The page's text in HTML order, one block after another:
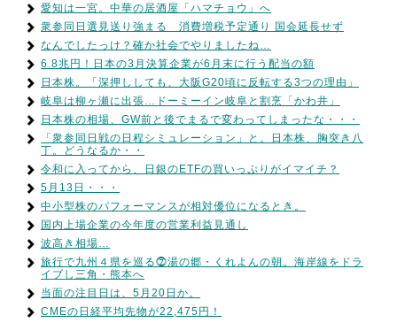
愛知は一宮。中華の居酒屋「ハマチョウ」へ
衆参同日選見送り強まる 消費増税予定通り 国会延長せず
なんでしたっけ？確か社会でやりましたね…
6.8兆円！日本の3月決算企業が6月末に行う配当の額
日本株。「深押ししても、大阪G20頃に反転する3つの理由」
岐阜は柳ヶ瀬に出張…ドーミーイン岐阜と割烹「かわ井」
日本株の相場、GW前と後でまるで変わってしまったな・・・
「衆参同日戦の日程シミュレーション」と。日本株、胸突き八
丁。どうなるか・・
令和に入ってから、日銀のETFの買いっぷりがイマイチ？
5月13日・・・
中小型株のパフォーマンスが相対優位になるとき。
国内上場企業の今年度の営業利益見通し
波高き相場…
旅行で九州４県を巡る⓻湯の郷・くれよんの朝。海岸線をドラ
イブし三角・熊本へ
当面の注目日は、5月20日か。
CMEの日経平均先物が22,475円！